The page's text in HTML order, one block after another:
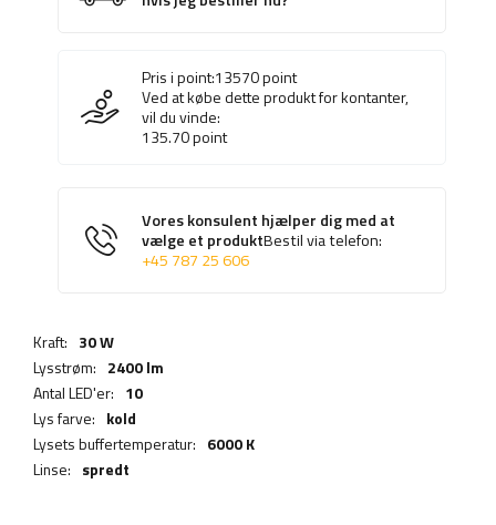
Pris i point:13570point
Ved at købe dette produkt for kontanter,
vil du vinde:
135.70point
Vores konsulent hjælper dig med at
vælge et produktBestil via telefon:
+45 787 25 606
Kraft: 30 W
Lysstrøm: 2400 lm
Antal LED'er: 10
Lys farve: kold
Lysets buffertemperatur: 6000 K
Linse: spredt